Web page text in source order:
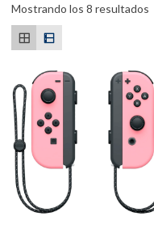
Mostrando los 8 resultados